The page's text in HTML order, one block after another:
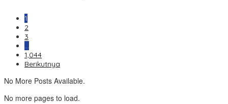
1
2
3
…
1,044
Berikutnya
No More Posts Available.
No more pages to load.